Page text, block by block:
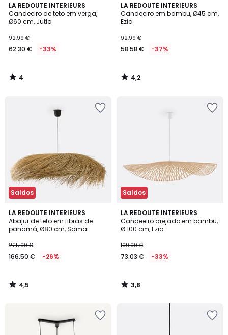
LA REDOUTE INTERIEURS
Candeeiro de teto em verga,
Ø60 cm, Jutlo
92.99 €
62.30 € -33%
4
/
5
4
/
LA REDOUTE INTERIEURS
Candeeiro em bambu, Ø45 cm,
Ezia
92.99 €
58.58 € -37%
4,2
/ 5
4,2
/
Saldos
LA REDOUTE INTERIEURS
Abajur de teto em fibras de
panamá, Ø80 cm, Samaï
225.00 €
166.50 € -26%
4,5
/ 5
4,5
/
Saldos
LA REDOUTE INTERIEURS
Candeeiro arejado em bambu,
Ø 100 cm, Ezia
109.00 €
73.03 € -33%
3,8
/ 5
3,8
/